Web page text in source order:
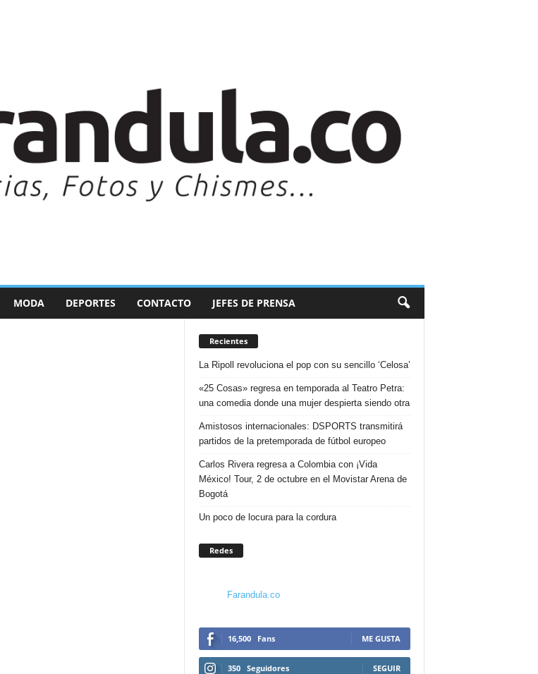
MODA DEPORTES CONTACTO JEFES DE PRENSA
Recientes
La Ripoll revoluciona el pop con su sencillo ‘Celosa’
«25 Cosas» regresa en temporada al Teatro Petra:
una comedia donde una mujer despierta siendo otra
Amistosos internacionales: DSPORTS transmitirá
partidos de la pretemporada de fútbol europeo
Carlos Rivera regresa a Colombia con ¡Vida
México! Tour, 2 de octubre en el Movistar Arena de
Bogotá
Un poco de locura para la cordura
Redes
Farandula.co
16,500 Fans ME GUSTA
350 Seguidores SEGUIR